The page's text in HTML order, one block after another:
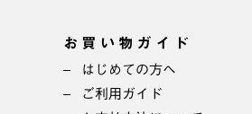
お買い物ガイド
はじめての方へ
ご利用ガイド